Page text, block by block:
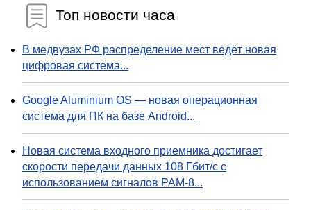
Топ новости часа
В медвузах РФ распределение мест ведёт новая
цифровая система...
Google Aluminium OS — новая операционная
система для ПК на базе Android...
Новая система входного приемника достигает
скорости передачи данных 108 Гбит/с с
использованием сигналов PAM-8...